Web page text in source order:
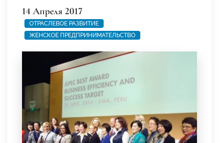
14 Апреля 2017
ОТРАСЛЕВОЕ РАЗВИТИЕ
ЖЕНСКОЕ ПРЕДПРИНИМАТЕЛЬСТВО